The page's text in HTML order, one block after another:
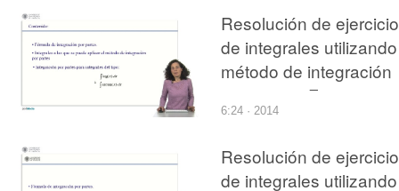
Resolución de
de integrales
método de integración
por partes. Funciones
elementales
6:24 · 2014
Resolución de
de integrales